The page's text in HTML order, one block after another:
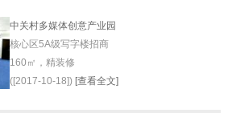
中关村多媒体创意产业园
核心区5A级写字楼招商
160㎡，精装修
([2017-10-18]) [查看全文]